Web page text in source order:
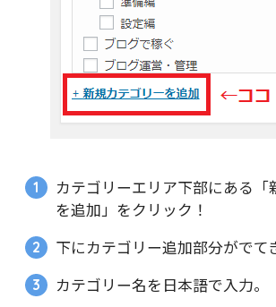
カテゴリーエリア下部にある「
を追加」をクリック！
下にカテゴリー追加部分がでて
カテゴリー名を日本語で入力。